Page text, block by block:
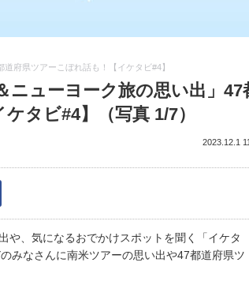
道府県ツアーこぼれ話も！【イケタビ#4】
ニューヨーク旅の思い出」47
タビ#4】（写真 1/7）
2023.12.1
や、気になるおでかけスポットを聞く「イケタ
みなさんに南米ツアーの思い出や47都道府県ツ